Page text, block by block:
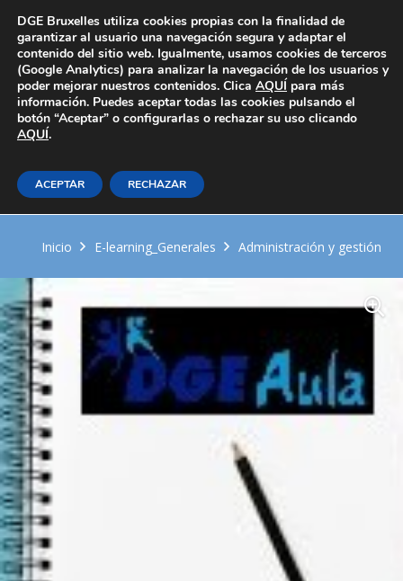
Área Privada
Modificación, suspensión y
extinción de las condiciones de
trabajo
Inicio E-learning_Generales Administración y gestión
DGE Bruxelles utiliza cookies propias con la finalidad de
garantizar al usuario una navegación segura y adaptar el
contenido del sitio web. Igualmente, usamos cookies de terceros
(Google Analytics) para analizar la navegación de los usuarios y
poder mejorar nuestros contenidos. Clica AQUÍ para más
información. Puedes aceptar todas las cookies pulsando el
botón “Aceptar” o configurarlas o rechazar su uso clicando
AQUÍ.
ACEPTAR RECHAZAR